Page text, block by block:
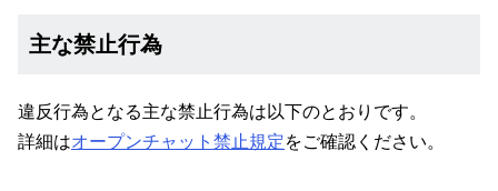
主な禁止行為
違反行為となる主な禁止行為は以下のとおりです。
詳細はオープンチャット禁止規定をご確認ください。